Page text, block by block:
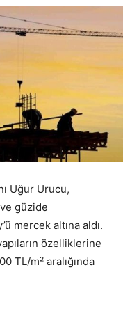
Uğur Urucu,
güzide
mercek altına aldı.
özelliklerine
TL/m² aralığında